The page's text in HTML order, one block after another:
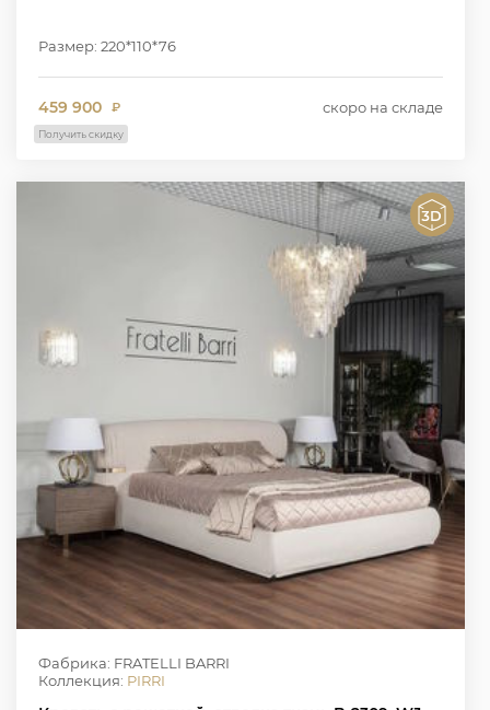
Размер: 220*110*76
459 900 ₽ скоро на складе
Получить скидку
Фабрика: FRATELLI BARRI
Коллекция: PIRRI